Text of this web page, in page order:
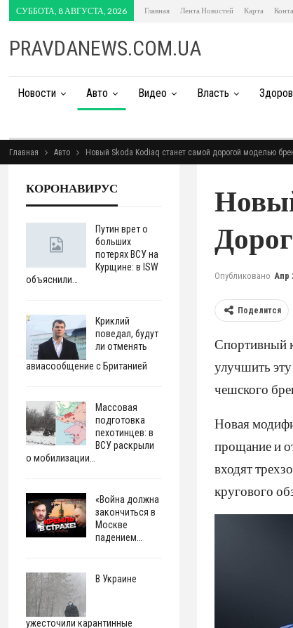
СУББОТА, 8 АВГУСТА, 2026 Главная Лента Новостей Карта
PRAVDANEWS.COM.UA
Новости Авто Видео Власть
Главная Авто Новый Skoda Kodiaq станет самой дорогой моделью
Опубликовано Апр
Поделится
Спортивный
улучшить
чешского
Новая
прощание и
входят
кругового
КОРОНАВИРУС
Путин врет о
больших
потерях ВСУ на
Курщине: в ISW
объяснили…
Криклий
поведал, будут
ли отменять
авиасообщение с Британией
Массовая
подготовка
пехотинцев: в
ВСУ раскрыли
о мобилизации…
«Война должна
закончиться в
Москве
падением…
В Украине
ужесточили карантинные